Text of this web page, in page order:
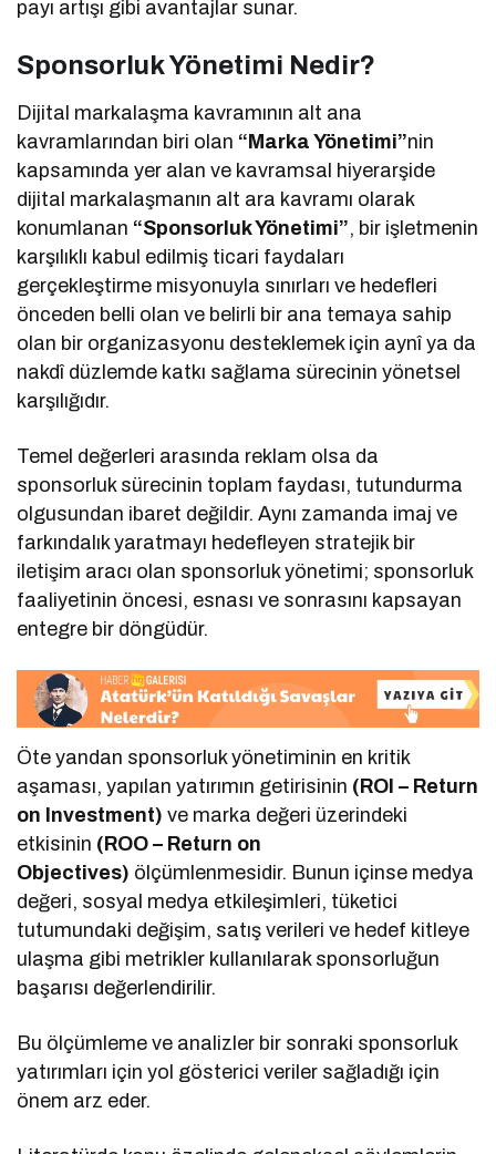
payı artışı gibi avantajlar sunar.
Sponsorluk Yönetimi Nedir?
Dijital markalaşma kavramının alt ana
kavramlarından biri olan “Marka Yönetimi”nin
kapsamında yer alan ve kavramsal hiyerarşide
dijital markalaşmanın alt ara kavramı olarak
konumlanan “Sponsorluk Yönetimi”, bir işletmenin
karşılıklı kabul edilmiş ticari faydaları
gerçekleştirme misyonuyla sınırları ve hedefleri
önceden belli olan ve belirli bir ana temaya sahip
olan bir organizasyonu desteklemek için aynî ya da
nakdî düzlemde katkı sağlama sürecinin yönetsel
karşılığıdır.
Temel değerleri arasında reklam olsa da
sponsorluk sürecinin toplam faydası, tutundurma
olgusundan ibaret değildir. Aynı zamanda imaj ve
farkındalık yaratmayı hedefleyen stratejik bir
iletişim aracı olan sponsorluk yönetimi; sponsorluk
faaliyetinin öncesi, esnası ve sonrasını kapsayan
entegre bir döngüdür.
Öte yandan sponsorluk yönetiminin en kritik
aşaması, yapılan yatırımın getirisinin (ROI – Return
on Investment) ve marka değeri üzerindeki
etkisinin (ROO – Return on
Objectives) ölçümlenmesidir. Bunun içinse medya
değeri, sosyal medya etkileşimleri, tüketici
tutumundaki değişim, satış verileri ve hedef kitleye
ulaşma gibi metrikler kullanılarak sponsorluğun
başarısı değerlendirilir.
Bu ölçümleme ve analizler bir sonraki sponsorluk
yatırımları için yol gösterici veriler sağladığı için
önem arz eder.